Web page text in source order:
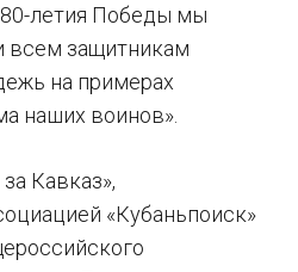
80-летия Победы мы
всем защитникам
на примерах
наших воинов».
Кавказ»,
«Кубаньпоиск»